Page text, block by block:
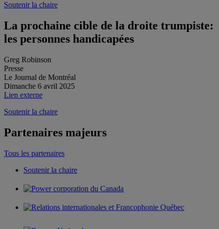
Soutenir la chaire
La prochaine cible de la droite trumpiste:
les personnes handicapées
Greg Robinson
Presse
Le Journal de Montréal
Dimanche 6 avril 2025
Lien externe
Soutenir la chaire
Partenaires majeurs
Tous les partenaires
Soutenir la chaire